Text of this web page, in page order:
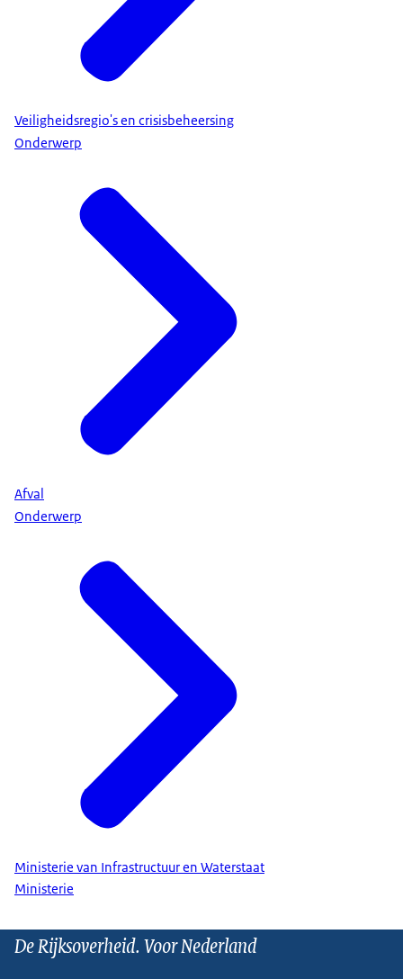
Veiligheidsregio's en crisisbeheersing
Onderwerp
Afval
Onderwerp
Ministerie van Infrastructuur en Waterstaat
Ministerie
De Rijksoverheid. Voor Nederland